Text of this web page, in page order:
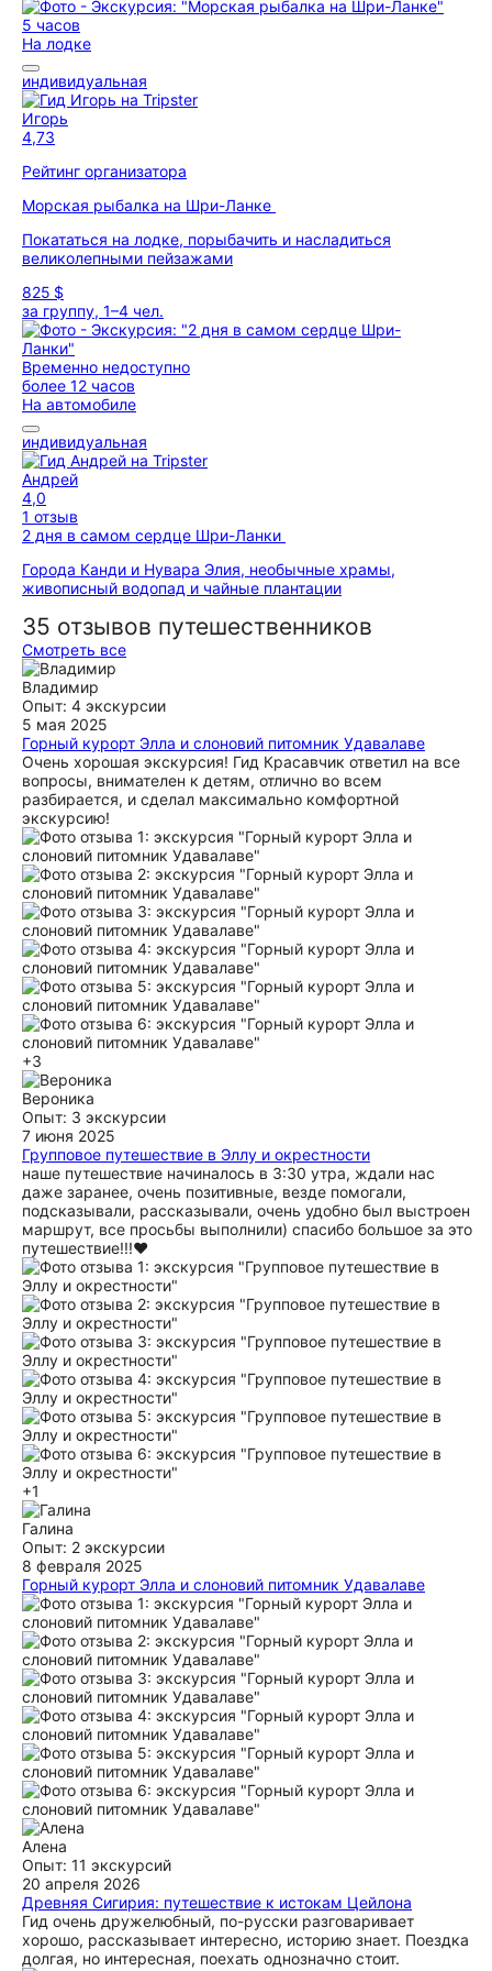
5 часов
На лодке
индивидуальная
Игорь
4,73
Рейтинг организатора
Морская рыбалка на Шри-Ланке
Покататься на лодке, порыбачить и насладиться
великолепными пейзажами
825 $
за группу, 1–4 чел.
Временно недоступно
более 12 часов
На автомобиле
индивидуальная
Андрей
4,0
1 отзыв
2 дня в самом сердце Шри-Ланки
Города Канди и Нувара Элия, необычные храмы,
живописный водопад и чайные плантации
35 отзывов путешественников
Смотреть все
Владимир
Опыт: 4 экскурсии
5 мая 2025
Горный курорт Элла и слоновий питомник Удавалаве
Очень хорошая экскурсия! Гид Красавчик ответил на все
вопросы, внимателен к детям, отлично во всем
разбирается, и сделал максимально комфортной
экскурсию!
+3
Вероника
Опыт: 3 экскурсии
7 июня 2025
Групповое путешествие в Эллу и окрестности
наше путешествие начиналось в 3:30 утра, ждали нас
даже заранее, очень позитивные, везде помогали,
подсказывали, рассказывали, очень удобно был выстроен
маршрут, все просьбы выполнили) спасибо большое за это
путешествие!!!❤️
+1
Галина
Опыт: 2 экскурсии
8 февраля 2025
Горный курорт Элла и слоновий питомник Удавалаве
Экскурсия нам очень понравилась! Прошла комфортно и
время в дороге пролетело незаметно! Гид много
рассказывал и отвечал на все наши вопросы про Шри-
Ланку 😍, чем еще больше влюбил в это место❤️ вообще
гид был очень заботлив, ждал нас всегда, если мы
тормозили по маршруту, фотографировал в лучших
локациях, подобрал время посещения туристических мест
( в частности поезда) когда будет поменьше туристов,
завез в магазин вкусного чая 👌 Я такого детского восторга
и радости от каждой локации давно не испытывала. Всем
советую эту экскурсию с данной компанией!!! 👍
ещё
Алена
Опыт: 11 экскурсий
20 апреля 2026
Древняя Сигирия: путешествие к истокам Цейлона
Гид очень дружелюбный, по-русски разговаривает
хорошо, рассказывает интересно, историю знает. Поездка
долгая, но интересная, поехать однозначно стоит.